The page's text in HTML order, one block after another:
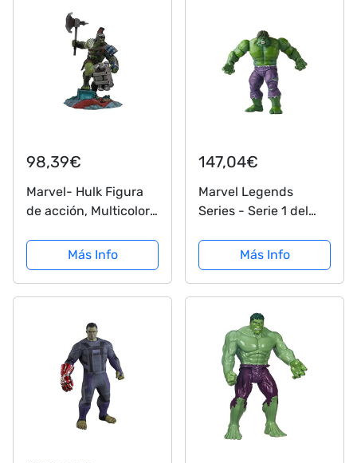
98,39€
Marvel- Hulk Figura
de acción, Multicolor,
Select Toys
AUG172642)
Más Info
147,04€
Marvel Legends
Series - Serie 1 del
Figura Coleccionable
de Hulk de 15 cm
Más Info